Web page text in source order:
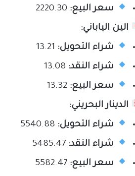
سعر البيع:
الين الياباني:
شراء التحويل:
شراء النقد:
سعر البيع:
الدينار البحريني:
شراء التحويل:
شراء النقد:
سعر البيع: